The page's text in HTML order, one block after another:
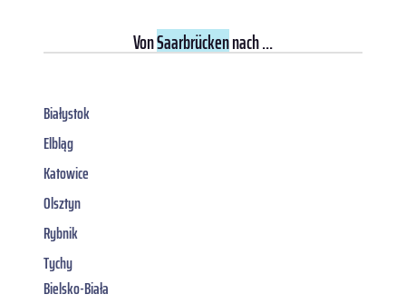
VonSaarbrückennach ...
Białystok
Elbląg
Katowice
Olsztyn
Rybnik
Tychy
Bielsko-Biała